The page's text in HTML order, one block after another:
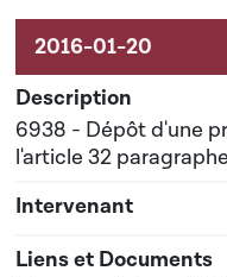
6938 - Dépôt d'une
l'article 32